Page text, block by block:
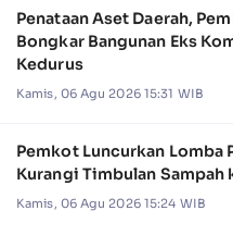
Penataan Aset Daerah,
Bongkar Bangunan Eks
Kedurus
Kamis, 06 Agu 2026 15:31 WIB
Pemkot Luncurkan Lomba
Kurangi Timbulan Sampah
Kamis, 06 Agu 2026 15:24 WIB